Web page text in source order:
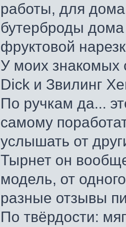
работы, для
бутерброды дома
фруктовой
У моих знакомых
Dick и Звилинг
По ручкам да...
самому
услышать от
Тырнет он
модель, от
разные отзывы
По твёрдости: